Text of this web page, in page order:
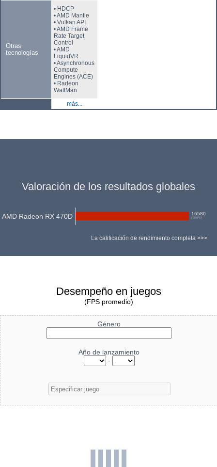
Otras
tecnologías
• HDCP
• AMD Mantle
• Vulkan API
• AMD Frame
Rate Target
Control
• AMD
LiquidVR
• Asynchronous
Compute
Engines (ACE)
• Radeon
WattMan
más...
Valoración de los resultados globales
AMD Radeon RX 470D 16580
(100 %)
La calificación de rendimiento completa >>>
Desempeño en juegos
(FPS promedio)
Género
Año de lanzamiento
-